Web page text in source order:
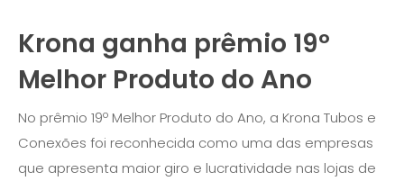
Krona ganha prêmio 19º
Melhor Produto do Ano
No prêmio 19º Melhor Produto do Ano, a Krona Tubos e
Conexões foi reconhecida como uma das empresas
que apresenta maior giro e lucratividade nas lojas de